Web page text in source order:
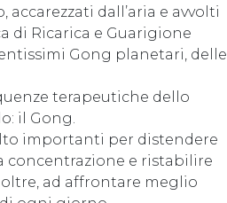
dall’aria e avvolti
di Ricarica e Guarigione
Gong planetari, delle
terapeutiche dello
il Gong.
importanti per distendere
concentrazione e ristabilire
ad affrontare meglio